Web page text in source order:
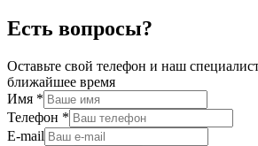
Есть вопросы?
Оставьте свой телефон и наш
ближайшее время
Имя *
Телефон *
E-mail